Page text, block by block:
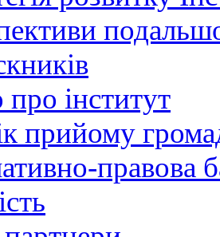
про інститут
прийому
правова